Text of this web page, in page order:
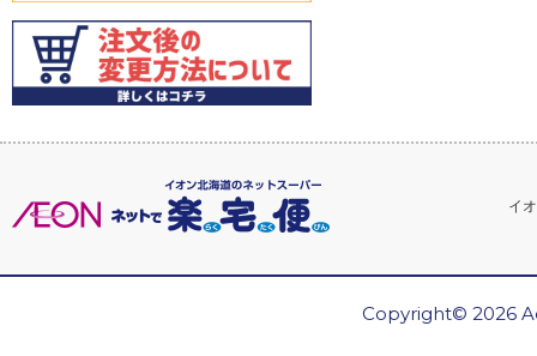
イ
Copyright© 2026